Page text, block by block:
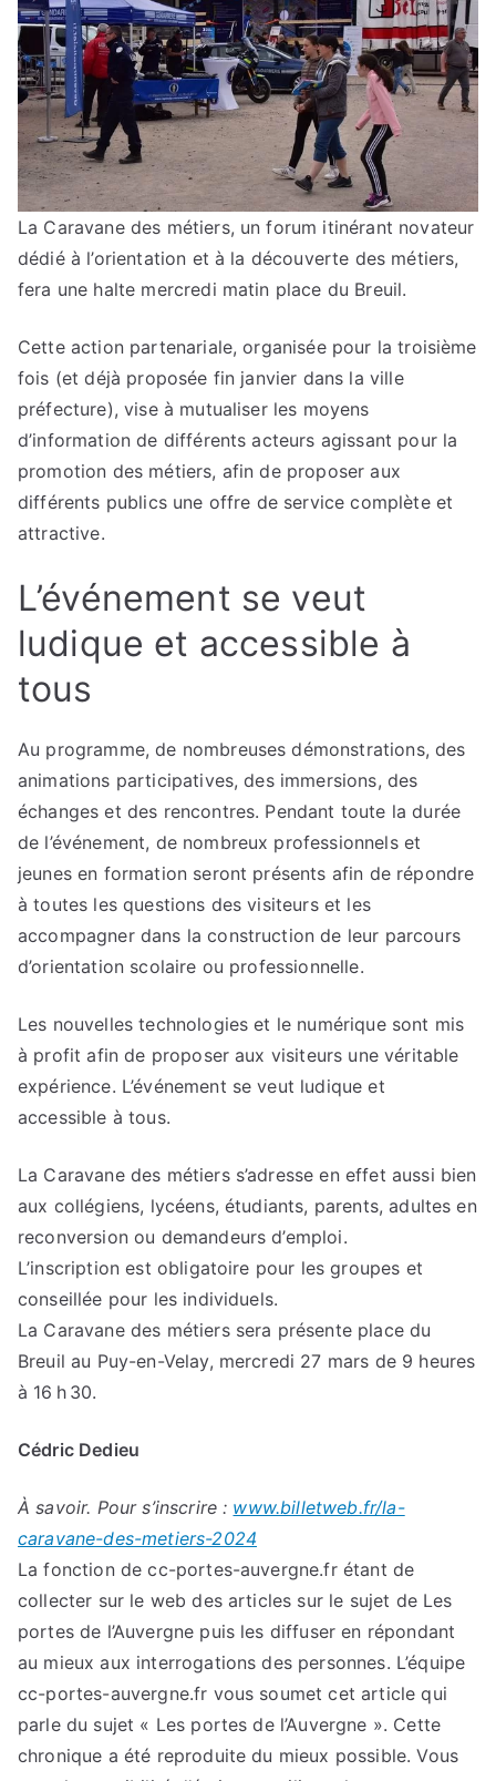
La Caravane des métiers, un forum itinérant novateur
dédié à l’orientation et à la découverte des métiers,
fera une halte mercredi matin place du Breuil.
Cette action partenariale, organisée pour la troisième
fois (et déjà proposée fin janvier dans la ville
préfecture), vise à mutualiser les moyens
d’information de différents acteurs agissant pour la
promotion des métiers, afin de proposer aux
différents publics une offre de service complète et
attractive.
L’événement se veut
ludique et accessible à
tous
Au programme, de nombreuses démonstrations, des
animations participatives, des immersions, des
échanges et des rencontres. Pendant toute la durée
de l’événement, de nombreux professionnels et
jeunes en formation seront présents afin de répondre
à toutes les questions des visiteurs et les
accompagner dans la construction de leur parcours
d’orientation scolaire ou professionnelle.
Les nouvelles technologies et le numérique sont mis
à profit afin de proposer aux visiteurs une véritable
expérience. L’événement se veut ludique et
accessible à tous.
La Caravane des métiers s’adresse en effet aussi bien
aux collégiens, lycéens, étudiants, parents, adultes en
reconversion ou demandeurs d’emploi.
L’inscription est obligatoire pour les groupes et
conseillée pour les individuels.
La Caravane des métiers sera présente place du
Breuil au Puy-en-Velay, mercredi 27 mars de 9 heures
à 16 h 30.
Cédric Dedieu
À savoir. Pour s’inscrire : www.billetweb.fr/la-
caravane-des-metiers-2024
La fonction de cc-portes-auvergne.fr étant de
collecter sur le web des articles sur le sujet de Les
portes de l’Auvergne puis les diffuser en répondant
au mieux aux interrogations des personnes. L’équipe
cc-portes-auvergne.fr vous soumet cet article qui
parle du sujet « Les portes de l’Auvergne ». Cette
chronique a été reproduite du mieux possible. Vous